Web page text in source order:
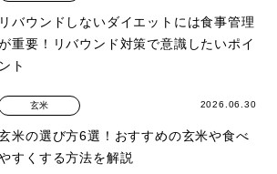
リバウンドしないダイエットには食事管理
重要！リバウンド対策で意識したいポイ
ント
玄米 2026.06.30
米の選び方6選！おすすめの玄米や食べ
すくする方法を解説